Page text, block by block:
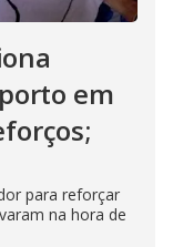
em
para reforçar
na hora de